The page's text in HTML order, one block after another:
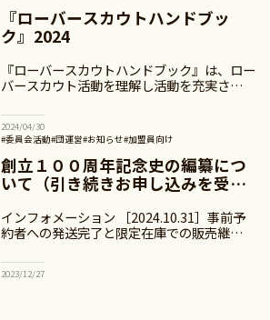
#加盟員向け
『ローバースカウトハンドブッ
ク』2024
『ローバースカウトハンドブック』は、ロー
バースカウト活動を理解し活動を充実させる
をPDF形式にて公開します。 この件に関す
るお問い合わせ ボーイスカウト日
2024/04/30
#委員会活動#団運営#お知らせ#加盟員向け
創立１００周年記念史の編纂につ
いて（引き続きお申し込みを受け
インフォメーション ［2024.10.31］事前予
約者への発送完了と限定在庫での販売継続に
［2024.07.25］刊行と発送予定についてを掲
載しました。
2023/12/27